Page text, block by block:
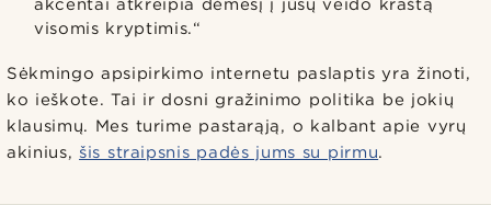
akcentai atkreipia dėmesį į jūsų veido kraštą
visomis kryptimis.“
Sėkmingo apsipirkimo internetu paslaptis yra žinoti,
ko ieškote. Tai ir dosni gražinimo politika be jokių
klausimų. Mes turime pastarąją, o kalbant apie vyrų
akinius, šis straipsnis padės jums su pirmu.